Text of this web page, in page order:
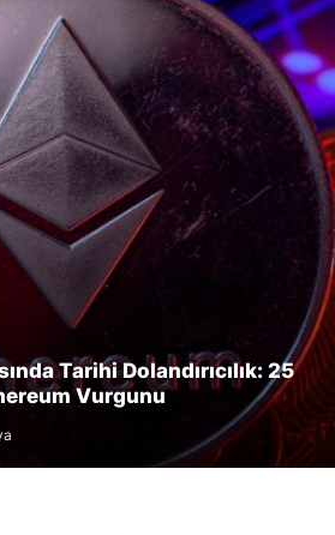
Tarihi Dolandırıcılık: 25
Vurgunu